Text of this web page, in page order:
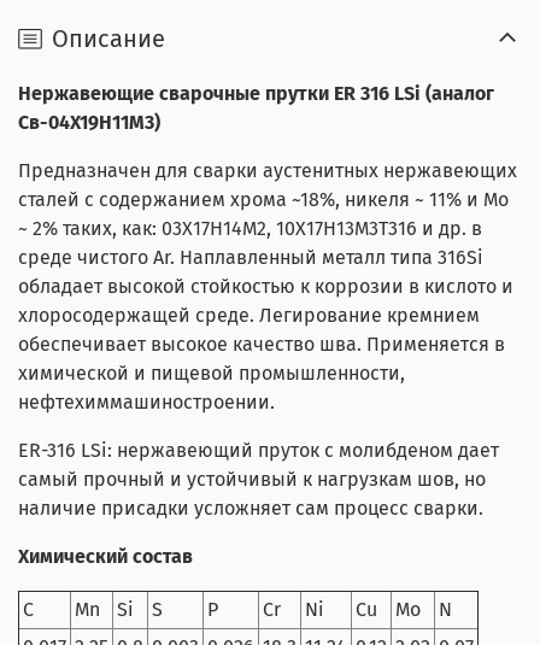
Описание
Нержавеющие сварочные прутки ER 316 LSi (аналог
Св-04X19Н11М3)
Предназначен для сварки аустенитных нержавеющих
сталей c содержанием хрома ~18%, никеля ~ 11% и Mo
~ 2% таких, как: 03Х17Н14М2, 10Х17Н13М3Т316 и др. в
среде чистого Ar. Наплавленный металл типа 316Si
обладает высокой стойкостью к коррозии в кислото и
хлоросодержащей среде. Легирование кремнием
обеспечивает высокое качество шва. Применяется в
химической и пищевой промышленности,
нефтехиммашиностроении.
ER-316 LSi: нержавеющий пруток с молибденом дает
самый прочный и устойчивый к нагрузкам шов, но
наличие присадки усложняет сам процесс сварки.
Химический состав
C Mn Si S P Cr Ni Cu Mo
N